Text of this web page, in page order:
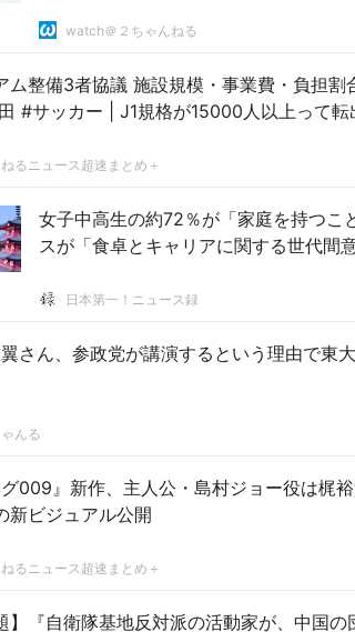
watch＠２ちゃんねる
ム整備3者協議 施設規模・事業費・負担
ち越し 秋田 #サッカー | J1規格が15000
るニュース超速まとめ＋
女子中高生の約72％が「家庭を持つこ
スが「食卓とキャリアに関する世代間
日本第一！ニュース録
翼さん、参政党が講演するという理由で東
んる
グ009』新作、主人公・島村ジョー役は梶
新ビジュアル公開
るニュース超速まとめ＋
】『自衛隊基地反対派の活動家が、中国